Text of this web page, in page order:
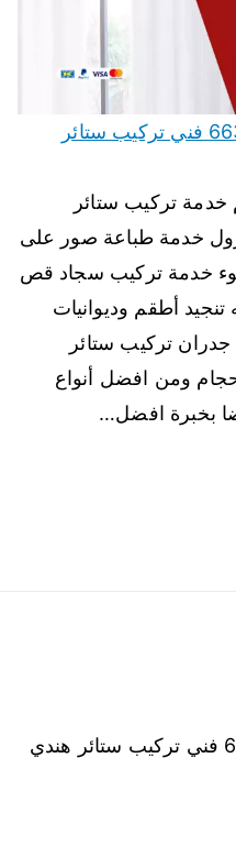
تركيب ستائر النسيم 66330441 فني تركيب ستائر
خدمة تركيب ستائر
رول خدمة طباعة صور على
خدمة تركيب سجاد قص
أطقم وديوانيات
تركيب ستائر
ومن افضل أنواع
بخبرة افضل…
فني ستائر الكويت 66330441 فني تركيب ستائر هندي